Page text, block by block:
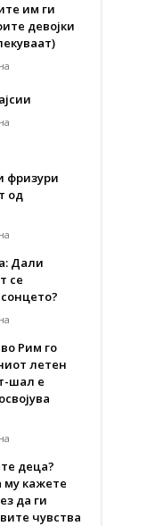
им ги
девојки
фризури
од
Дали
се
Рим го
летен
шал е
деца?
му кажете
да ги
чувства